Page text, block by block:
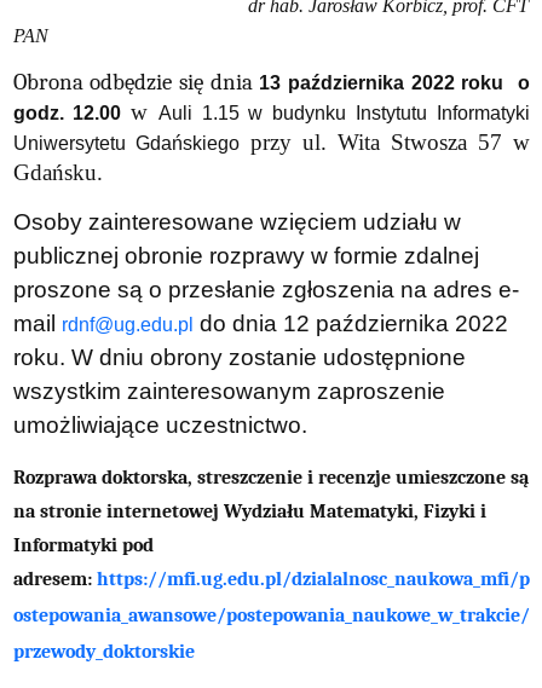
dr hab. Jarosław Korbicz, prof. CFT
PAN
Obrona odbędzie się dnia 13 października 2022 roku o
godz. 12.00 w Auli 1.15 w budynku Instytutu Informatyki
Uniwersytetu Gdańskiegoprzy ul. Wita Stwosza 57 w
Gdańsku.
Osoby zainteresowane wzięciem udziału w
publicznej obronie rozprawy w formie zdalnej
proszone są o przesłanie zgłoszenia na adres e-
mail rdnf@ug.edu.pl do dnia 12 października 2022
roku. W dniu obrony zostanie udostępnione
wszystkim zainteresowanym zaproszenie
umożliwiające uczestnictwo.
Rozprawa doktorska, streszczenie i recenzje umieszczone są
na stronie internetowej Wydziału Matematyki, Fizyki i
Informatyki pod
adresem: https://mfi.ug.edu.pl/dzialalnosc_naukowa_mfi/p
ostepowania_awansowe/postepowania_naukowe_w_trakcie/
przewody_doktorskie